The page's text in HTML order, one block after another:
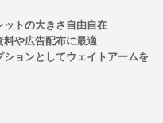
トの大きさ自由自在
料や広告配布に最適
ョンとしてウェイトアームを